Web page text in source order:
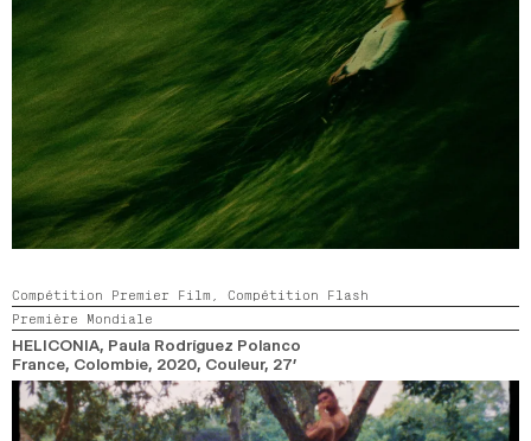
Compétition Premier Film, Compétition Flash
Première Mondiale
HELICONIA, Paula Rodríguez Polanco
France, Colombie, 2020, Couleur, 27’